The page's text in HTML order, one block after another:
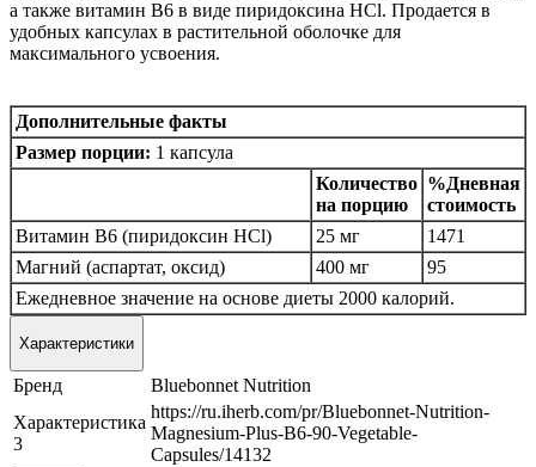
а также витамин B6 в виде пиридоксина HCl. Продается в
удобных капсулах в растительной оболочке для
максимального усвоения.
Дополнительные факты
Размер порции: 1 капсула
Количество
на порцию
%Дневная
стоимость
Витамин B6 (пиридоксин HCl)
25 мг
1471
Магний (аспартат, оксид)
400 мг
95
Ежедневное значение на основе диеты 2000 калорий.
Характеристики
Бренд
Bluebonnet Nutrition
Характеристика
3
https://ru.iherb.com/pr/Bluebonnet-Nutrition-
Magnesium-Plus-B6-90-Vegetable-
Capsules/14132